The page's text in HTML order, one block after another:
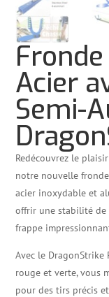
Acier
Semi-
Redécouvrez le
notre nouvelle
acier inoxydable et
offrir une stabilité de
frappe
Avec le DragonStrike
rouge et verte, vous
pour des tirs précis